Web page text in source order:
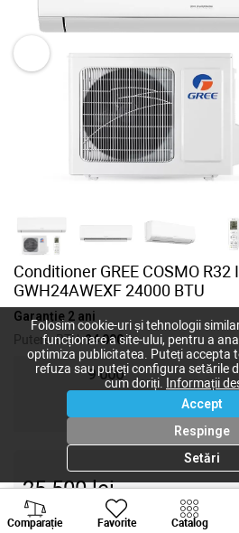
Conditioner GREE COSMO R32
GWH24AWEXF 24000 BTU
Garanție 2 ani
Putere, BTU:24 000
9 000
25 500lei
Comparație Favorite Catalog
Folosim cookie-uri și tehnologii
funcționare a site-ului, pentru a
optimiza publicitatea. Puteți accepta
refuza sau puteți configura setările
cum doriți.
Informații
Accept
Respinge
Setări